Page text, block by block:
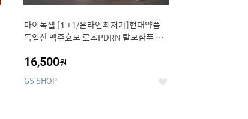
마이녹셀 [1 +1/온라인최저가]현대약품
독일산 맥주효모 로즈PDRN 탈모샴푸 대
16,500원
GS SHOP 좋